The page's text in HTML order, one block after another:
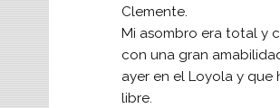
Clemente.
Mi asombro era total y
con una gran
ayer en el Loyola y
libre.